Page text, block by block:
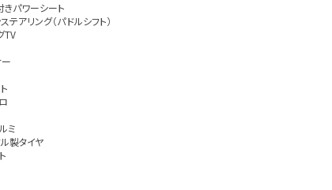
付きパワーシート
テアリング（パドルシフト）
TV
サー
ロ
ミ
製タイヤ
ト